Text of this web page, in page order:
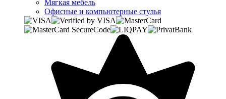
Мягкая мебель
Офисные и компьютерные стулья